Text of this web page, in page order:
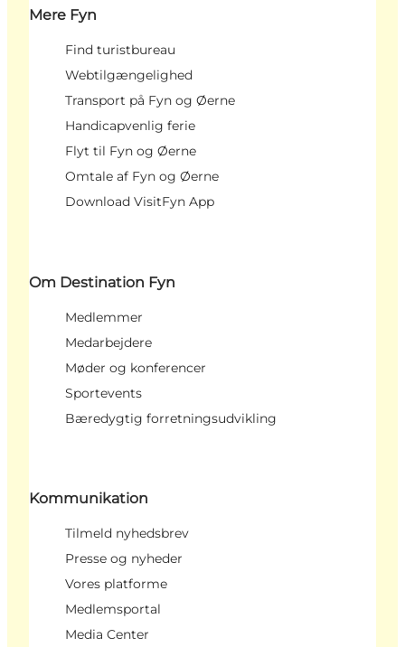
Mere Fyn
Find turistbureau
Webtilgængelighed
Transport på Fyn og Øerne
Handicapvenlig ferie
Flyt til Fyn og Øerne
Omtale af Fyn og Øerne
Download VisitFyn App
Om Destination Fyn
Medlemmer
Medarbejdere
Møder og konferencer
Sportevents
Bæredygtig forretningsudvikling
Kommunikation
Tilmeld nyhedsbrev
Presse og nyheder
Vores platforme
Medlemsportal
Media Center